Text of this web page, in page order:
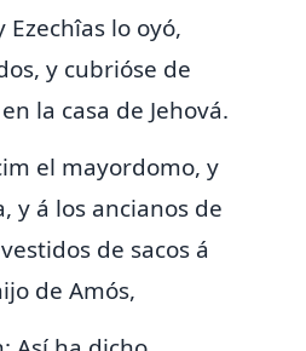
Ezechîas lo oyó,
y cubrióse de
la casa de Jehová.
el mayordomo, y
y á los ancianos de
de sacos á
de Amós,